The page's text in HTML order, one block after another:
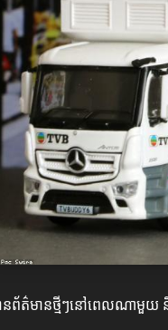
មានថ្មីៗនៅពេលណាមួយ និ